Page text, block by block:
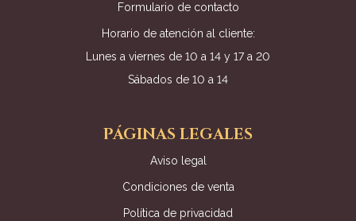
Formulario de contacto
Horario de atención al cliente:
Lunes a viernes de 10 a 14 y 17 a 20
Sábados de 10 a 14
PÁGINAS LEGALES
Aviso legal
Condiciones de venta
Política de privacidad